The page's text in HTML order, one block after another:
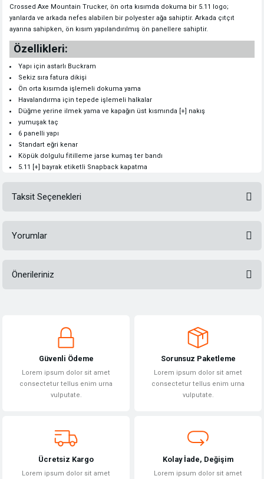
Crossed Axe Mountain Trucker, ön orta kısımda dokuma bir 5.11 logo;
yanlarda ve arkada nefes alabilen bir polyester ağa sahiptir. Arkada çıtçıt
ayarına sahipken, ön kısım yapılandırılmış ön panellere sahiptir.
Özellikleri:
Yapı için astarlı Buckram
Sekiz sıra fatura dikişi
Ön orta kısımda işlemeli dokuma yama
Havalandırma için tepede işlemeli halkalar
Düğme yerine ilmek yama ve kapağın üst kısmında [+] nakış
yumuşak taç
6 panelli yapı
Standart eğri kenar
Köpük dolgulu fitilleme jarse kumaş ter bandı
5.11 [+] bayrak etiketli Snapback kapatma
Taksit Seçenekleri
Yorumlar
Önerileriniz
Görüş ve önerileriniz için teşekkür ederiz.
Ürün açıklamasında eksik bilgiler bulunuyor.
Ürün bilgilerinde hatalar bulunuyor.
Bu ürüne benzer farklı alternatifler olmalı.
Güvenli Ödeme
Lorem ipsum dolor sit amet
consectetur tellus enim urna
vulputate.
Sorunsuz Paketleme
Lorem ipsum dolor sit amet
consectetur tellus enim urna
vulputate.
Ücretsiz Kargo
Lorem ipsum dolor sit amet
Kolay İade, Değişim
Lorem ipsum dolor sit amet